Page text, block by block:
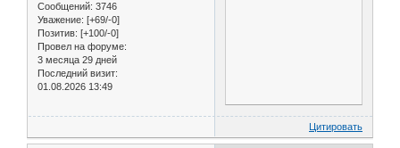
Сообщений: 3746
Уважение: [+69/-0]
Позитив: [+100/-0]
Провел на форуме:
3 месяца 29 дней
Последний визит:
01.08.2026 13:49
Цитировать